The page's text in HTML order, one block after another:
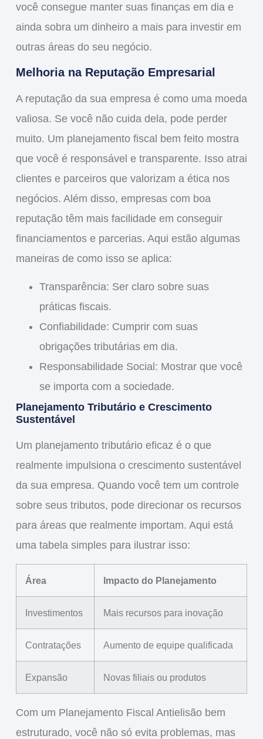
você consegue manter suas finanças em dia e
ainda sobra um dinheiro a mais para investir em
outras áreas do seu negócio.
Melhoria na Reputação Empresarial
A reputação da sua empresa é como uma moeda
valiosa. Se você não cuida dela, pode perder
muito. Um planejamento fiscal bem feito mostra
que você é responsável e transparente. Isso atrai
clientes e parceiros que valorizam a ética nos
negócios. Além disso, empresas com boa
reputação têm mais facilidade em conseguir
financiamentos e parcerias. Aqui estão algumas
maneiras de como isso se aplica:
Transparência: Ser claro sobre suas
práticas fiscais.
Confiabilidade: Cumprir com suas
obrigações tributárias em dia.
Responsabilidade Social : Mostrar que você
se importa com a sociedade.
Planejamento Tributário e Crescimento
Sustentável
Um planejamento tributário eficaz é o que
realmente impulsiona o crescimento sustentável
da sua empresa. Quando você tem um controle
sobre seus tributos, pode direcionar os recursos
para áreas que realmente importam. Aqui está
uma tabela simples para ilustrar isso:
Área Impacto do Planejamento
Investimentos Mais recursos para inovação
Contratações Aumento de equipe qualificada
Expansão Novas filiais ou produtos
Com um Planejamento Fiscal Antielisãobem
estruturado, você não só evita problemas, mas